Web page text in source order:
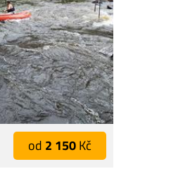
od 2 150Kč